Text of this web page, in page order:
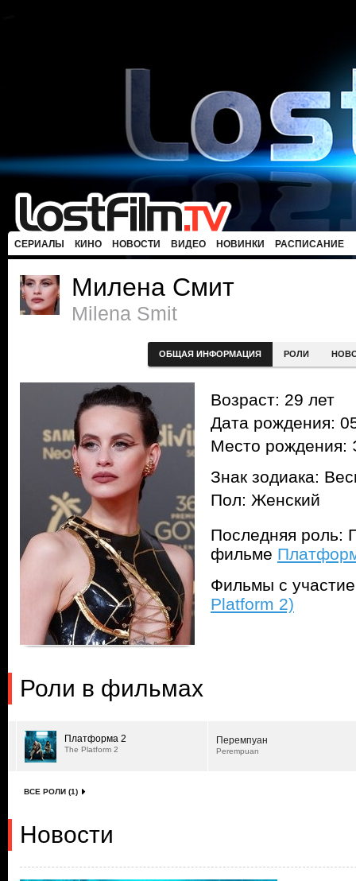
СЕРИАЛЫ КИНО НОВОСТИ ВИДЕО НОВИНКИ РАСПИСАНИЕ
Милена Смит
Milena Smit
ОБЩАЯ ИНФОРМАЦИЯ РОЛИ
Возраст: 29 лет
Дата рождения:
Место рождения:
Знак зодиака:
Пол: Женский
Последняя роль:
фильме
Фильмы с
Platform 2)
Роли в фильмах
Платформа 2
The Platform 2
Перемпуан
Perempuan
ВСЕ РОЛИ (1)
Новости